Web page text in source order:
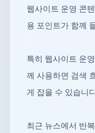
웹사이트 운영 콘
용 포인트가 함께
특히 웹사이트 운
께 사용하면 검색
게 잡을 수 있습니
최근 뉴스에서 반